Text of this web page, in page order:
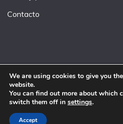
Contacto
Proudly powered by WordPress
We are using cookies to give you
website.
You can find out more about which
switch them off in settings.
Accept